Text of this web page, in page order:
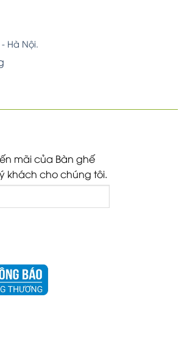
Hà Nội.
mãi của Bàn ghế
khách cho chúng tôi.